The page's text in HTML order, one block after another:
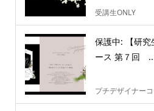
受講生ONLY
保護中: 【研究
ース 第７回
プチデザイナー